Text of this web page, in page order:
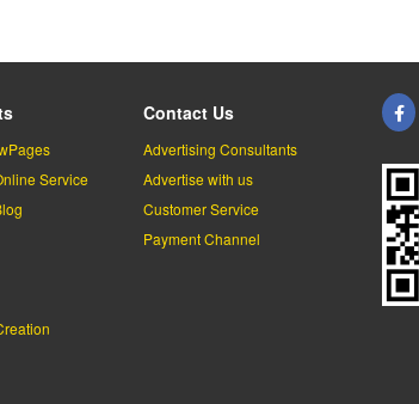
Service
Contact Us
Advertising Consultants
Advertise with us
Customer Service
Payment Channel